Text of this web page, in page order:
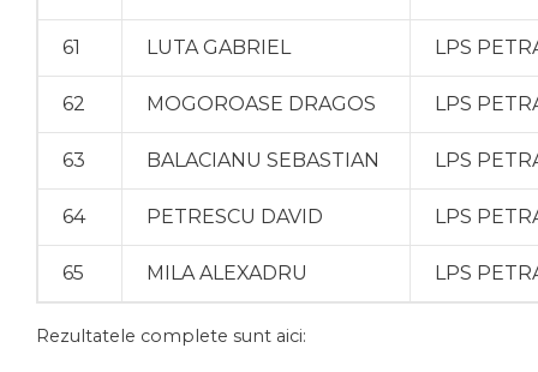
61 LUTA GABRIEL LPS
62 MOGOROASE DRAGOS LPS
63 BALACIANU SEBASTIAN LPS
64 PETRESCU DAVID LPS
65 MILA ALEXADRU LPS
Rezultatele complete sunt aici: